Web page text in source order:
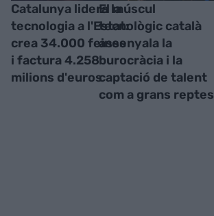
Catalunya lidera la
tecnologia a l'Estat:
crea 34.000 feines
i factura 4.258
milions d'euros
El múscul
tecnològic català
assenyala la
burocràcia i la
captació de talent
com a grans reptes